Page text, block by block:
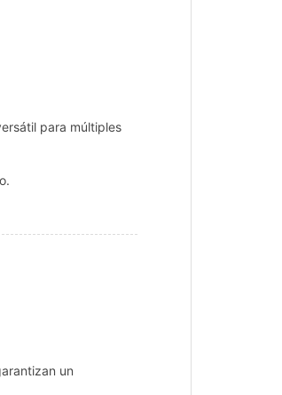
para múltiples
un